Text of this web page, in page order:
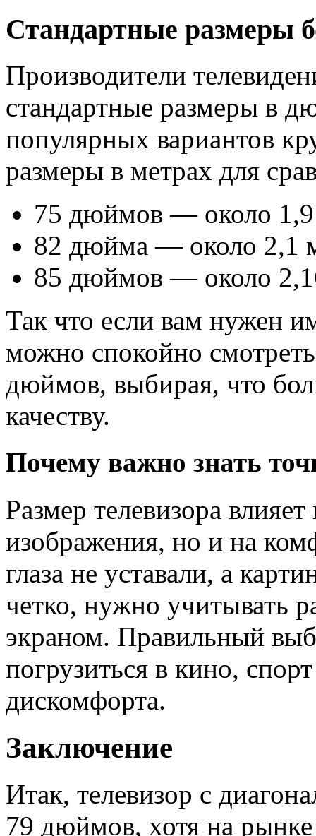
Стандартные размеры
Производители
стандартные размеры в
популярных вариантов
размеры в метрах для
75 дюймов — около 1,9
82 дюйма — около 2,1
85 дюймов — около
Так что если вам нужен
можно спокойно
дюймов, выбирая, что
качеству.
Почему важно знать
Размер телевизора
изображения, но и на
глаза не уставали, а
четко, нужно учитывать
экраном. Правильный
погрузиться в кино,
дискомфорта.
Заключение
Итак, телевизор с
79 дюймов, хотя на